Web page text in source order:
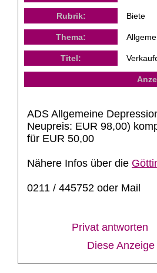
Rubrik: Biete
Thema:
Titel:
ADS Allgemeine
Neupreis: EUR 98,00)
für EUR 50,00
Nähere Infos über die
0211 / 445752 oder Mail
Privat antworten
Diese